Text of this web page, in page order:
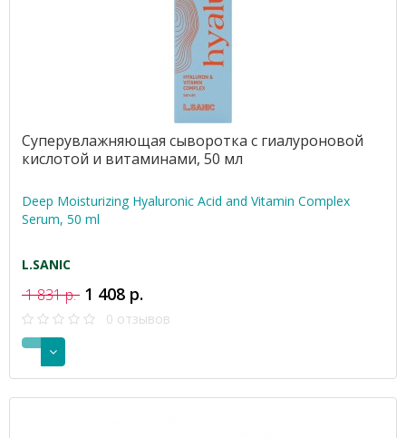
Суперувлажняющая сыворотка с гиалуроновой
кислотой и витаминами, 50 мл
Deep Moisturizing Hyaluronic Acid and Vitamin Complex
Serum, 50 ml
L.SANIC
1 831 р. 1 408 р.
0 отзывов